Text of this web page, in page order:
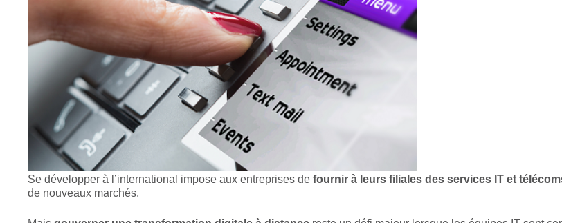
Se développer à l’international impose aux entreprises defournir à leurs filiales des services IT et
de nouveaux marchés.